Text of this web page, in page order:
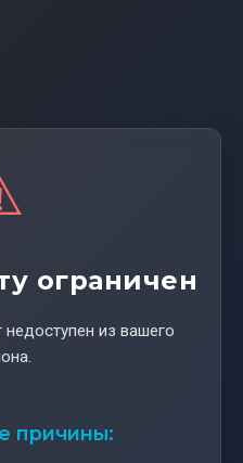
ограничен
из вашего
причины: